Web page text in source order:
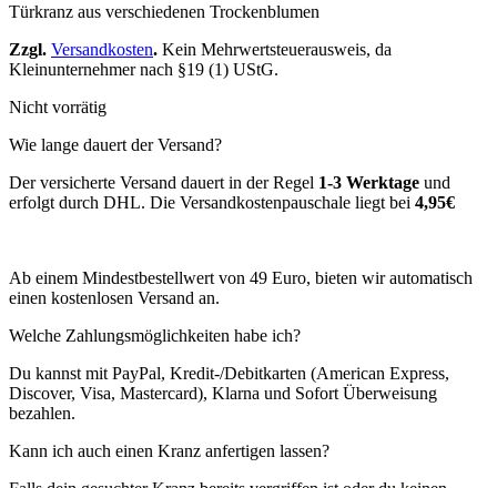
Türkranz aus verschiedenen Trockenblumen
Zzgl. Versandkosten. Kein Mehrwertsteuerausweis, da
Kleinunternehmer nach §19 (1) UStG.
Nicht vorrätig
Wie lange dauert der Versand?
Der versicherte Versand dauert in der Regel 1-3 Werktage und
erfolgt durch DHL. Die Versandkostenpauschale liegt bei 4,95€
Ab einem Mindestbestellwert von 49 Euro, bieten wir automatisch
einen kostenlosen Versand an.
Welche Zahlungsmöglichkeiten habe ich?
Du kannst mit PayPal, Kredit-/Debitkarten (American Express,
Discover, Visa, Mastercard), Klarna und Sofort Überweisung
bezahlen.
Kann ich auch einen Kranz anfertigen lassen?